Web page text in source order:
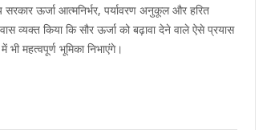
ऊर्जा आत्मनिर्भर, पर्यावरण अनुकूल और हरित
व्यक्त किया कि सौर ऊर्जा को बढ़ावा देने वाले ऐसे प्रयास
महत्वपूर्ण भूमिका निभाएंगे।